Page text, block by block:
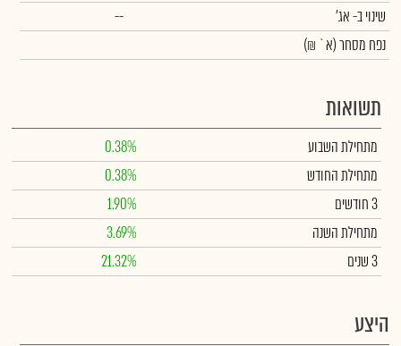
שינויב- אג'
--
נפח מסחר(א` ₪)
תשואות
מתחילת השבוע
0.38%
מתחילת החודש
0.38%
3 חודשים
1.90%
מתחילת השנה
3.69%
3 שנים
21.32%
היצע